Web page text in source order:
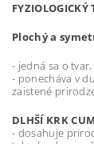
Plochý a
- jedná sa o
- ponecháva v
zaistené
DLHŠÍ KRK
- dosahuje